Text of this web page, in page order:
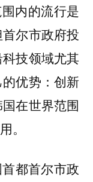
内的流行是
首尔市政府投
技领域尤其
优势：创新
在世界范围
。
都首尔市政